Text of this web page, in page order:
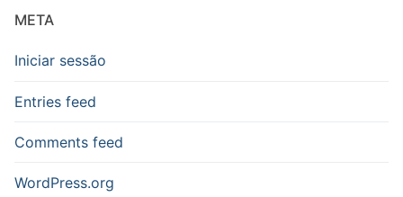
META
Iniciar sessão
Entries feed
Comments feed
WordPress.org